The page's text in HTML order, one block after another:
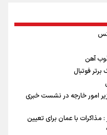
آهن
فوتبال
امور خارجه در نشست خبری
مذاکرات با عمان برای تعیین